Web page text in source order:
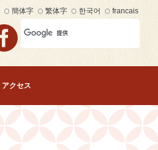
簡体字 繁体字 한국어 francais
アクセス